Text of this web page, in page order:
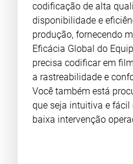
codificação de alta
disponibilidade e
produção, fornecendo
Eficácia Global do
precisa codificar em
a rastreabilidade e
Você também está
que seja intuitiva e fácil
baixa intervenção